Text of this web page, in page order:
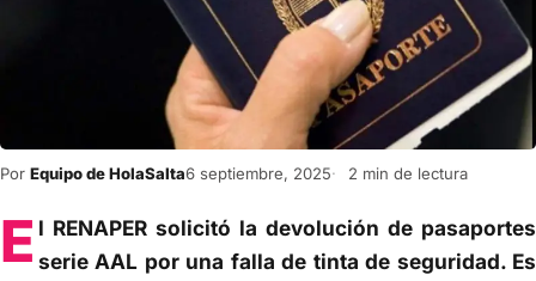
Por Equipo de HolaSalta6 septiembre, 2025 2 min de lectura
E l RENAPER solicitó la devolución de pasaportes
serie AAL por una falla de tinta de seguridad. Es